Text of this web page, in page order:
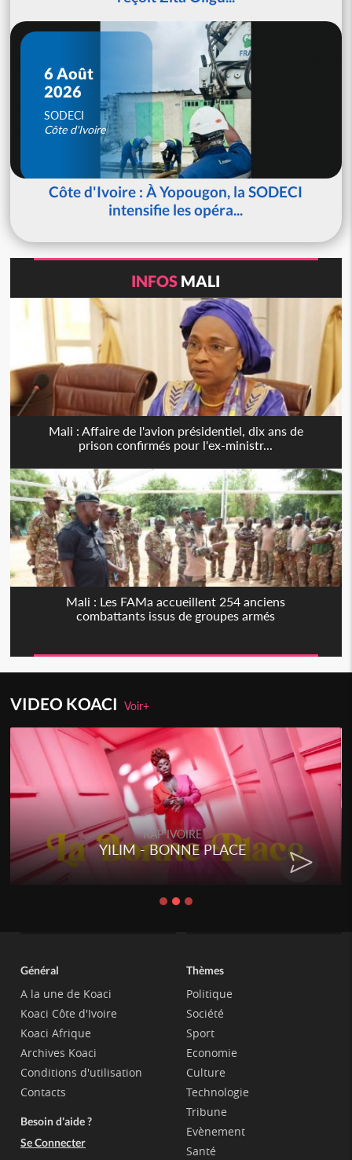
6 Août
2026
SODECI
Côte d'Ivoire
Côte d'Ivoire : À Yopougon, la SODECI
intensifie les opéra...
INFOS MALI
Mali : Affaire de l'avion présidentiel, dix ans de
prison confirmés pour l'ex-ministr...
Mali : Les FAMa accueillent 254 anciens
combattants issus de groupes armés
VIDEO KOACIVoir+
RAP IVOIRE
YILIM - BONNE PLACE
Général
A la une de Koaci
Koaci Côte d'Ivoire
Koaci Afrique
Archives Koaci
Conditions d'utilisation
Contacts
Besoin d'aide ?
Se Connecter
Thèmes
Politique
Société
Sport
Economie
Culture
Technologie
Tribune
Evènement
Santé